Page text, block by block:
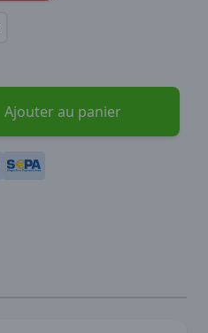
Ajouter au panier